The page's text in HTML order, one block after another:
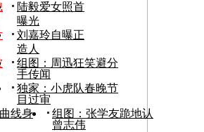
陆毅爱女照首
曝光
刘嘉玲自曝正
造人
组图：周迅狂笑避分
手传闻
独家：小虎队春晚节
目过审
线身
组图：张学友跪地认
曾志伟